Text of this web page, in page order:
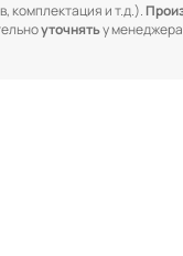
комплектация и т.д.).
уточнятьу